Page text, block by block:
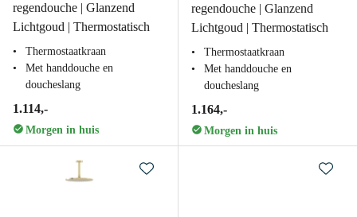
regendouche | Glanzend
Lichtgoud | Thermostatisch
Thermostaatkraan
Met handdouche en
doucheslang
1.114,-
Morgen in huis
regendouche | Glanzend
Lichtgoud | Thermostatisch
Thermostaatkraan
Met handdouche en
doucheslang
1.164,-
Morgen in huis